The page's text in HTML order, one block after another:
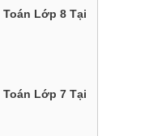
Toán Lớp 8 Tại
Toán Lớp 7 Tại